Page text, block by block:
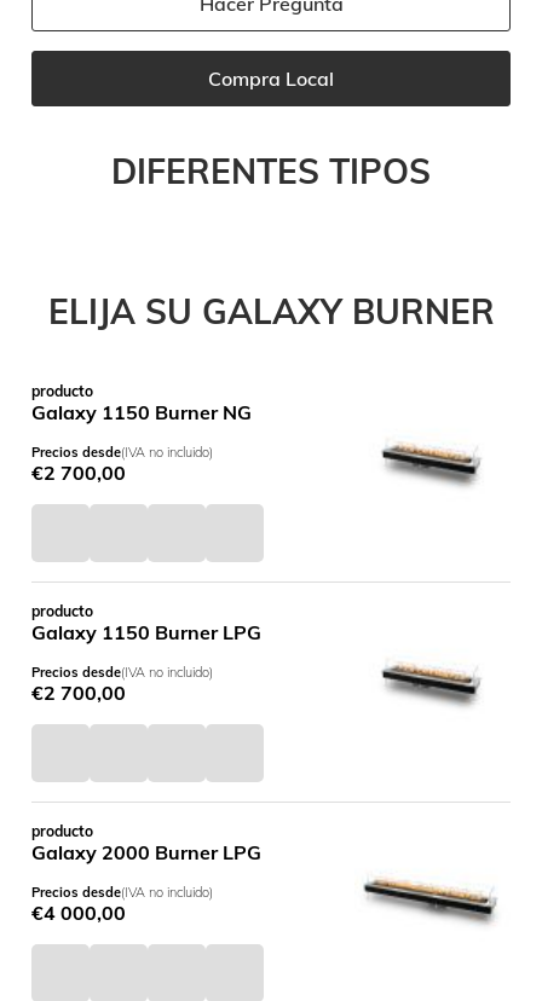
Compra Local
DIFERENTES TIPOS
ELIJA SU GALAXY BURNER
producto
Galaxy 1150 Burner NG
Precios desde(IVA no incluido)
€2 700,00
producto
Galaxy 1150 Burner LPG
Precios desde(IVA no incluido)
€2 700,00
producto
Galaxy 2000 Burner LPG
Precios desde(IVA no incluido)
€4 000,00